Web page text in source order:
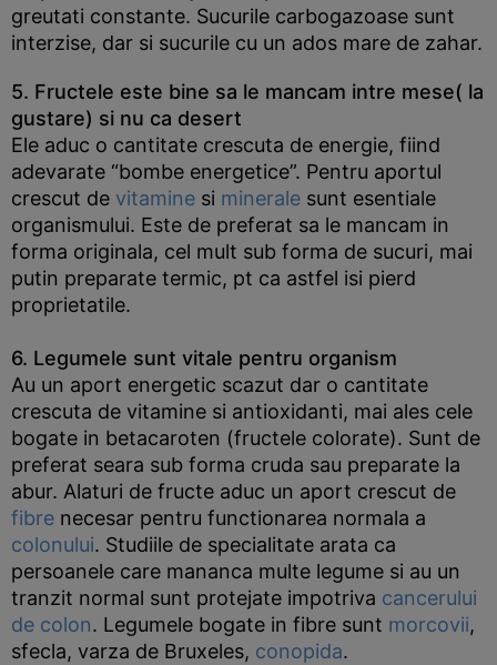
greutati constante. Sucurile carbogazoase sunt
interzise, dar si sucurile cu un ados mare de zahar.
5. Fructele este bine sa le mancam intre mese( la
gustare) si nu ca desert
Ele aduc o cantitate crescuta de energie, fiind
adevarate “bombe energetice”. Pentru aportul
crescut de vitamine si minerale sunt esentiale
organismului. Este de preferat sa le mancam in
forma originala, cel mult sub forma de sucuri, mai
putin preparate termic, pt ca astfel isi pierd
proprietatile.
6. Legumele sunt vitale pentru organism
Au un aport energetic scazut dar o cantitate
crescuta de vitamine si antioxidanti, mai ales cele
bogate in betacaroten (fructele colorate). Sunt de
preferat seara sub forma cruda sau preparate la
abur. Alaturi de fructe aduc un aport crescut de
fibre necesar pentru functionarea normala a
colonului. Studiile de specialitate arata ca
persoanele care mananca multe legume si au un
tranzit normal sunt protejate impotriva cancerului
de colon. Legumele bogate in fibre sunt morcovii,
sfecla, varza de Bruxeles, conopida.